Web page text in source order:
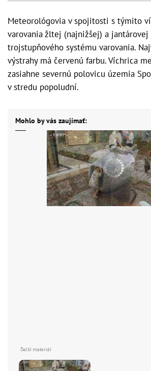
Meteorológovia v spojitosti s týmito
varovania žltej (najnižšej) a jantárovej
trojstupňového systému varovania.
výstrahy má červenú farbu. Víchrica
zasiahne severnú polovicu územia
v stredu popoludní.
Mohlo by vás zaujímať: